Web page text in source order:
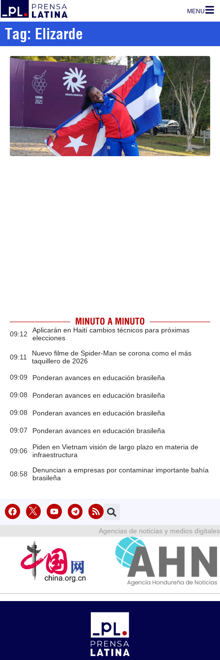
MENU
Tag: Elizarde
MINUTO A MINUTO
09:12
Aplicarán en Haití cambios técnicos para próximas
elecciones
09:11
Nuevo filme de Spider-Man se corona como el más
taquillero de 2026
09:09 Ponderan avances en educación brasileña
09:08 Ponderan avances en educación brasileña
09:08 Ponderan avances en educación brasileña
09:07 Ponderan avances en educación brasileña
09:06
Piden en Vietnam visión de largo plazo en materia de
infraestructura
08:58
Denuncian a empresas por contaminar importante bahía
brasileña
Agencias de noticias y medios digitales